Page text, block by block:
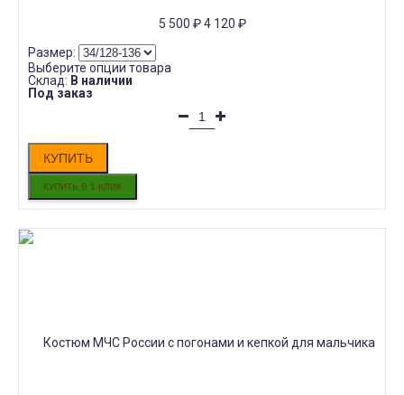
5 500 ₽ 4 120 ₽
Размер:
Выберите опции товара
Склад: В наличии
Под заказ
КУПИТЬ